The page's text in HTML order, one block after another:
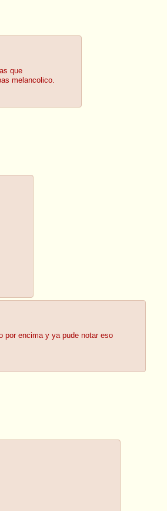
que
melancolico.
por encima y ya pude notar eso